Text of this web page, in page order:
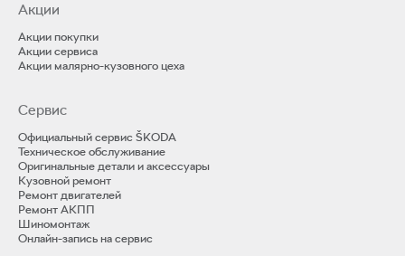
Акции
Акции покупки
Акции сервиса
Акции малярно-кузовного цеха
Сервис
Официальный сервис ŠKODA
Техническое обслуживание
Оригинальные детали и аксессуары
Кузовной ремонт
Ремонт двигателей
Ремонт АКПП
Шиномонтаж
Онлайн-запись на сервис